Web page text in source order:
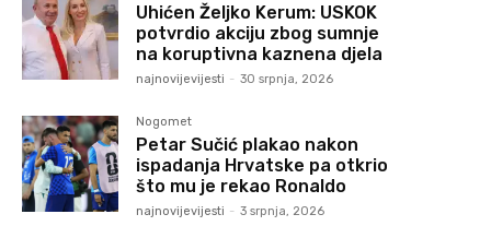
Uhićen Željko Kerum: USKOK
potvrdio akciju zbog sumnje
na koruptivna kaznena djela
najnovijevijesti - 30 srpnja, 2026
Nogomet
Petar Sučić plakao nakon
ispadanja Hrvatske pa otkrio
što mu je rekao Ronaldo
najnovijevijesti - 3 srpnja, 2026